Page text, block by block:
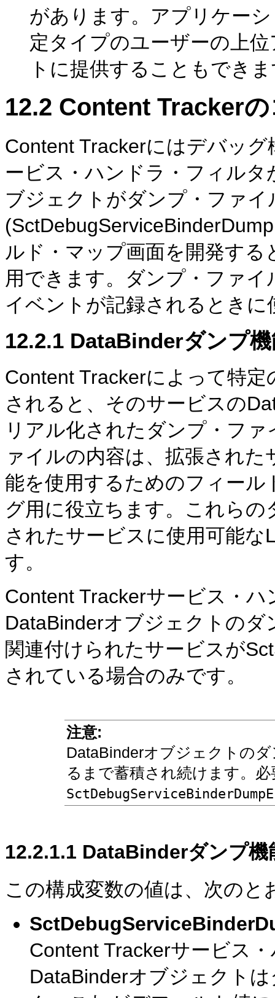
があります。アプリケー
定タイプのユーザーの上
トに提供することもでき
12.2 Content Tracker
Content Trackerにはデバッ
ービス・ハンドラ・フィル
ブジェクトがダンプ・ファイ
ルド・マップ画面を開発す
用できます。ダンプ・ファ
イベントが記録されるとき
12.2.1 DataBinderダンプ
Content Trackerによって特
されると、そのサービスの
リアル化されたダンプ・フ
ァイルの内容は、拡張され
能を使用するためのフィー
グ用に役立ちます。これら
されたサービスに使用可能
す。
Content Trackerサービス・
DataBinderオブジェクトの
関連付けられたサービスが
されている場合のみです。
注意:
DataBinderオブジェクトの
るまで蓄積され続けます。
12.2.1.1 DataBinderダンプ機
この構成変数の値は、次のと
Content Trackerサービス
DataBinderオブジェクト